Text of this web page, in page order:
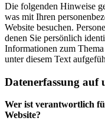
Die folgenden Hinweise
was mit Ihren
Website besuchen.
denen Sie persönlich
Informationen zum
unter diesem Text
Datenerfassung auf
Wer ist verantwortlich
Website?